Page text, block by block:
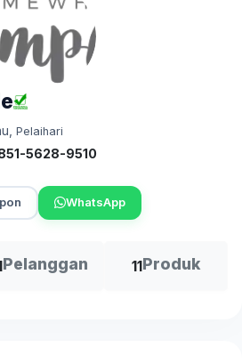
Pelaihari
5628-9510
WhatsApp
Pelanggan 11Produk